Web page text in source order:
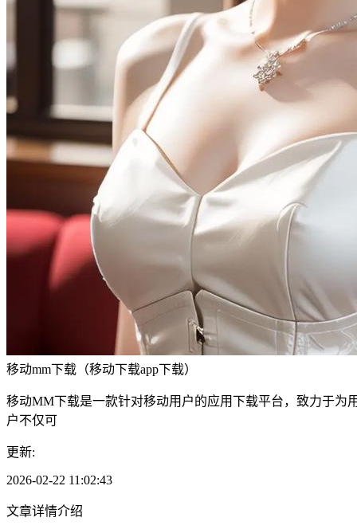
移动mm下载（移动下载app下载）
移动MM下载是一款针对移动用户的应用下载平台，致力于
户不仅可
更新:
2026-02-22 11:02:43
文章详情介绍